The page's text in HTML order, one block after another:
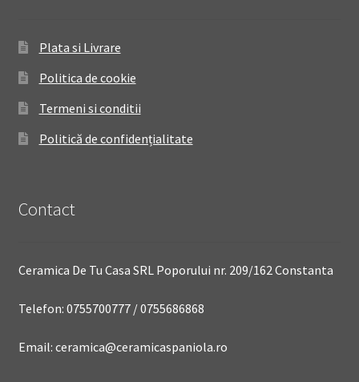
Plata si Livrare
Politica de cookie
Termeni si conditii
Politică de confidențialitate
Contact
Ceramica De Tu Casa SRL Poporului nr. 209/162 Constanta
Telefon: 0755700777 / 0755686868
Email: ceramica@ceramicaspaniola.ro